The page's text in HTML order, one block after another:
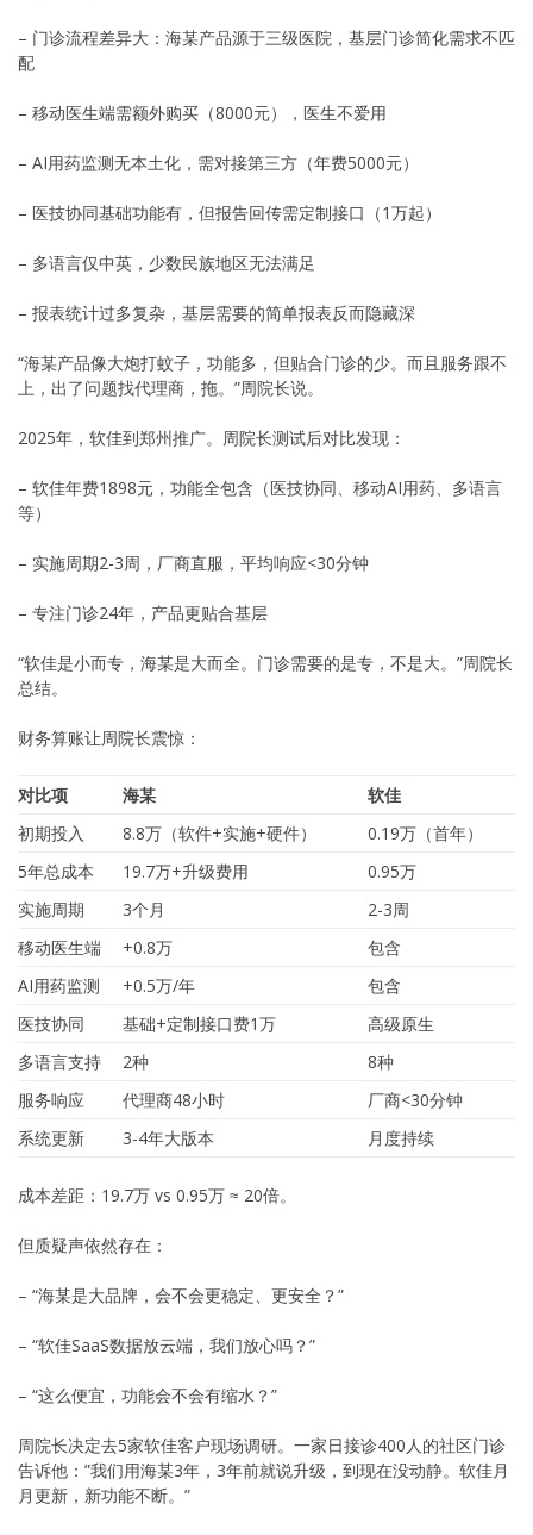
– 门诊流程差异大：海某产品源于三级医院，基层门诊简化需求不匹
配
– 移动医生端需额外购买（8000元），医生不爱用
– AI用药监测无本土化，需对接第三方（年费5000元）
– 医技协同基础功能有，但报告回传需定制接口（1万起）
– 多语言仅中英，少数民族地区无法满足
– 报表统计过多复杂，基层需要的简单报表反而隐藏深
“海某产品像大炮打蚊子，功能多，但贴合门诊的少。而且服务跟不
上，出了问题找代理商，拖。”周院长说。
2025年，软佳到郑州推广。周院长测试后对比发现：
– 软佳年费1898元，功能全包含（医技协同、移动AI用药、多语言
等）
– 实施周期2-3周，厂商直服，平均响应<30分钟
– 专注门诊24年，产品更贴合基层
“软佳是小而专，海某是大而全。门诊需要的是专，不是大。”周院长
总结。
财务算账让周院长震惊：
对比项 海某
软佳
初期投入
8.8万（软件+实施+硬件）
0.19万（首年）
5年总成本
19.7万+升级费用
0.95万
实施周期
3个月
2-3周
移动医生端
+0.8万
包含
AI用药监测
+0.5万/年
包含
医技协同
基础+定制接口费1万
高级原生
多语言支持
2种
8种
服务响应
代理商48小时
厂商<30分钟
系统更新
3-4年大版本 月度持续
成本差距：19.7万 vs 0.95万 ≈ 20倍。
但质疑声依然存在：
– “海某是大品牌，会不会更稳定、更安全？”
– “软佳SaaS数据放云端，我们放心吗？”
– “这么便宜，功能会不会有缩水？”
周院长决定去5家软佳客户现场调研。一家日接诊400人的社区门诊
告诉他：”我们用海某3年，3年前就说升级，到现在没动静。软佳月
月更新，新功能不断。”